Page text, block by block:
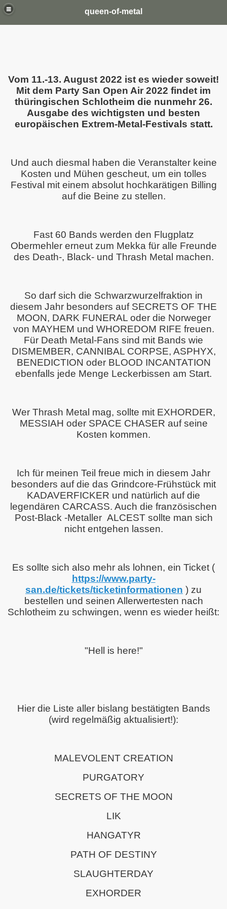
queen-of-metal
Vom 11.-13. August 2022 ist es wieder soweit!
Mit dem Party San Open Air 2022 findet im
thüringischen Schlotheim die nunmehr 26.
Ausgabe des wichtigsten und besten
europäischen Extrem-Metal-Festivals statt.
Und auch diesmal haben die Veranstalter keine
Kosten und Mühen gescheut, um ein tolles
Festival mit einem absolut hochkarätigen Billing
auf die Beine zu stellen.
Fast 60 Bands werden den Flugplatz
Obermehler erneut zum Mekka für alle Freunde
des Death-, Black- und Thrash Metal machen.
So darf sich die Schwarzwurzelfraktion in
diesem Jahr besonders auf SECRETS OF THE
MOON, DARK FUNERAL oder die Norweger
von MAYHEM und WHOREDOM RIFE freuen.
Für Death Metal-Fans sind mit Bands wie
DISMEMBER, CANNIBAL CORPSE, ASPHYX,
BENEDICTION oder BLOOD INCANTATION
ebenfalls jede Menge Leckerbissen am Start.
Wer Thrash Metal mag, sollte mit EXHORDER,
MESSIAH oder SPACE CHASER auf seine
Kosten kommen.
Ich für meinen Teil freue mich in diesem Jahr
besonders auf die das Grindcore-Frühstück mit
KADAVERFICKER und natürlich auf die
legendären CARCASS. Auch die französischen
Post-Black -Metaller ALCEST sollte man sich
nicht entgehen lassen.
Es sollte sich also mehr als lohnen, ein Ticket (
https://www.party-
san.de/tickets/ticketinformationen ) zu
bestellen und seinen Allerwertesten nach
Schlotheim zu schwingen, wenn es wieder heißt:
"Hell is here!"
Hier die Liste aller bislang bestätigten Bands
(wird regelmäßig aktualisiert!):
MALEVOLENT CREATION
PURGATORY
SECRETS OF THE MOON
LIK
HANGATYR
PATH OF DESTINY
SLAUGHTERDAY
EXHORDER